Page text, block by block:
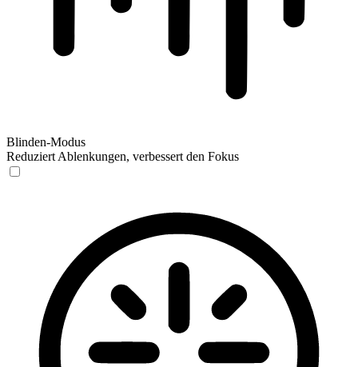
Blinden-Modus
Reduziert Ablenkungen, verbessert den Fokus